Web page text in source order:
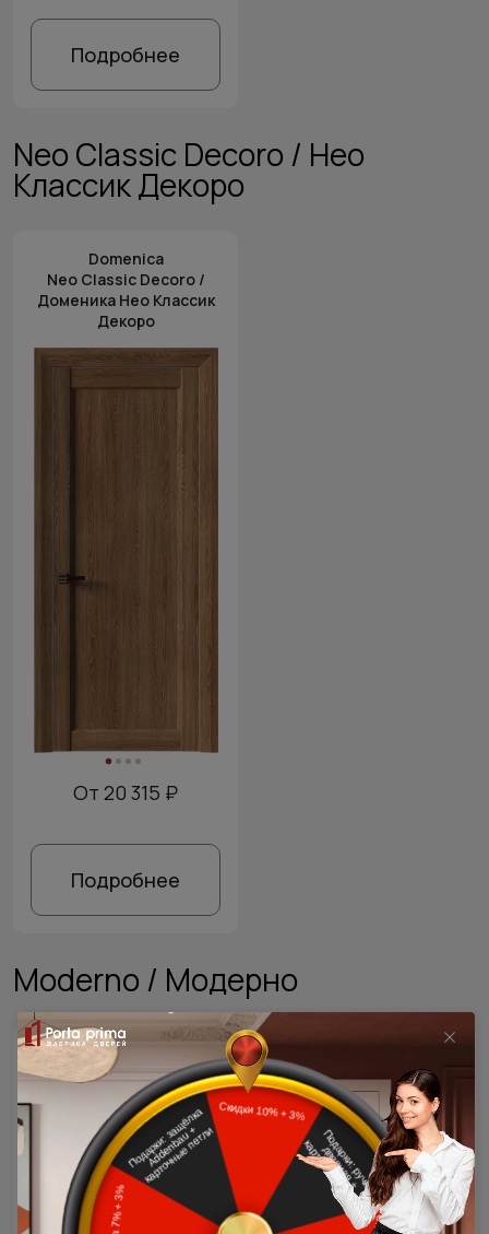
Подробнее
Neo Classic Decoro / Нео
Классик Декоро
Domenica
Neo Classic Decoro /
Доменика Нео Классик
Декоро
От 20 315 ₽
Подробнее
Moderno / Модерно
Armonia Moderno /
Армония Модерно
Cascato Moderno /
Каскато Модерно